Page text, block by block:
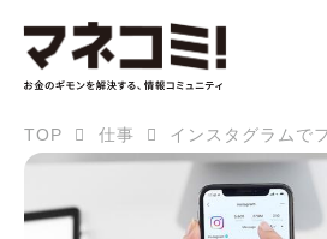
TOP 仕事